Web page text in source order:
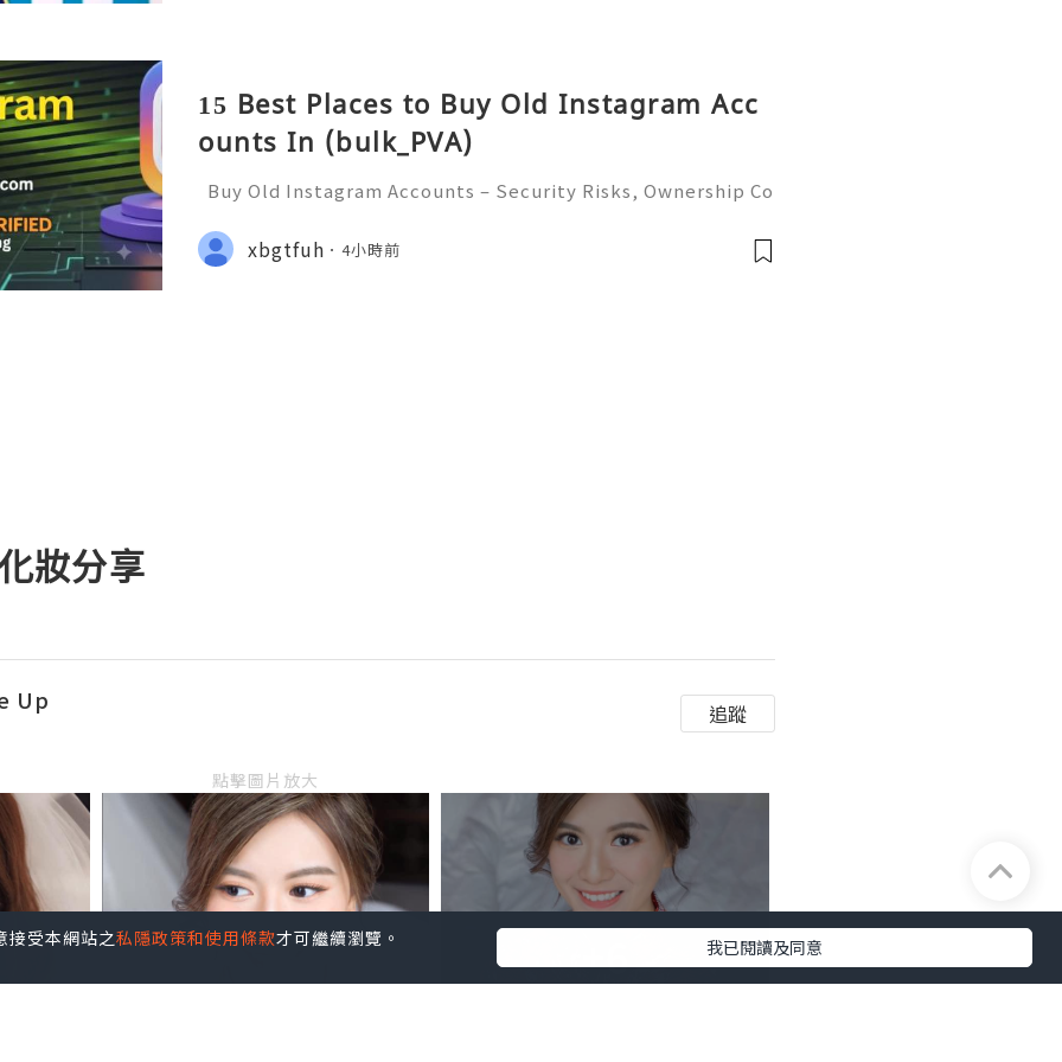
15 Best Places to Buy Old Instagram Acc
ounts In (bulk_PVA)
Buy Old Instagram Accounts – Security Risks, Ownership Co
INSTANT REPLY GUARANTEED ✨🔥⚡️🌐 ⚡️📱💬🚀 Telegram: @g
etpvatop ⚡️📢👤🔔 Telegram Username:
xbgtfuh 4小時前
妝分享
Up 追蹤
點擊圖片放大
+6
受本網站之私隱政策和使用條款才可繼續瀏覽。 我已閱讀及同意